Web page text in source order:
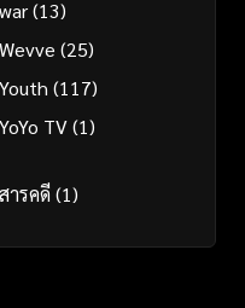
war(13)
Wevve (25)
Youth (117)
YoYo TV(1)
สารคดี(1)